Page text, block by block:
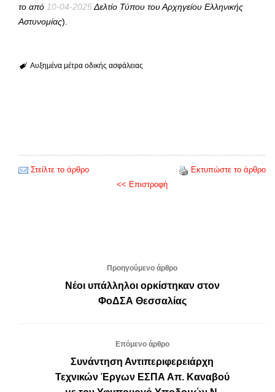
το από 10-04-2025Δελτίο Τύπου του Αρχηγείου Ελληνικής
Αστυνομίας).
Αυξημένα μέτρα οδικής ασφάλειας
Στείλτε το άρθρο
Εκτυπώστε το άρθρο
<< Επιστροφή
Προηγούμενο άρθρο
Νέοι υπάλληλοι ορκίστηκαν στον
ΦοΔΣΑ Θεσσαλίας
Επόμενο άρθρο
Συνάντηση Αντιπεριφερειάρχη
Τεχνικών Έργων ΕΣΠΑ Απ. Καναβού